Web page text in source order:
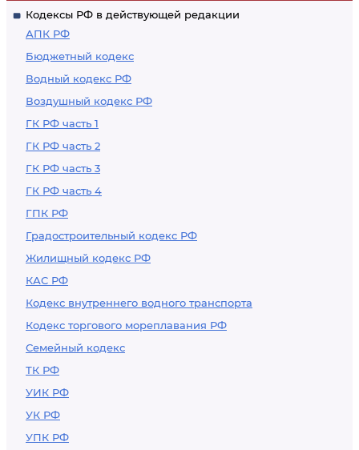
Кодексы РФ в действующей редакции
АПК РФ
Бюджетный кодекс
Водный кодекс РФ
Воздушный кодекс РФ
ГК РФ часть 1
ГК РФ часть 2
ГК РФ часть 3
ГК РФ часть 4
ГПК РФ
Градостроительный кодекс РФ
Жилищный кодекс РФ
КАС РФ
Кодекс внутреннего водного транспорта
Кодекс торгового мореплавания РФ
Семейный кодекс
ТК РФ
УИК РФ
УК РФ
УПК РФ